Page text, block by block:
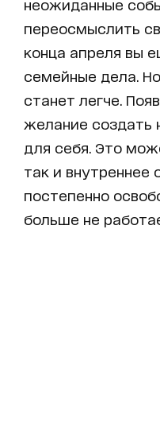
неожиданные
переосмыслить
конца апреля вы
семейные дела.
станет легче.
желание создать
для себя. Это
так и внутреннее
постепенно
больше не